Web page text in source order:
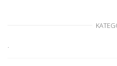
.